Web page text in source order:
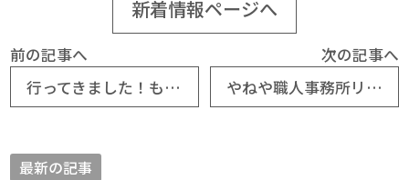
新着情報ページへ
前の記事へ
行ってきました！ものづくりフェスタ2015
次の記事へ
やねや職人事務所リポート
最新の記事